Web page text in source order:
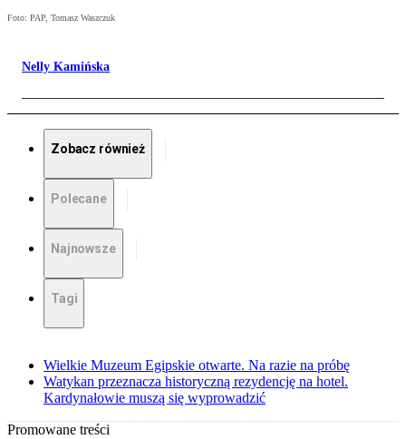
Foto: PAP, Tomasz Waszczuk
Nelly Kamińska
Zobacz również
Polecane
Najnowsze
Tagi
Wielkie Muzeum Egipskie otwarte. Na razie na próbę
Watykan przeznacza historyczną rezydencję na hotel.
Kardynałowie muszą się wyprowadzić
Promowane treści